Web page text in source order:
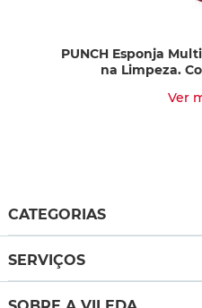
PUNCH Esponja
na Limpeza.
Ver
CATEGORIAS
SERVIÇOS